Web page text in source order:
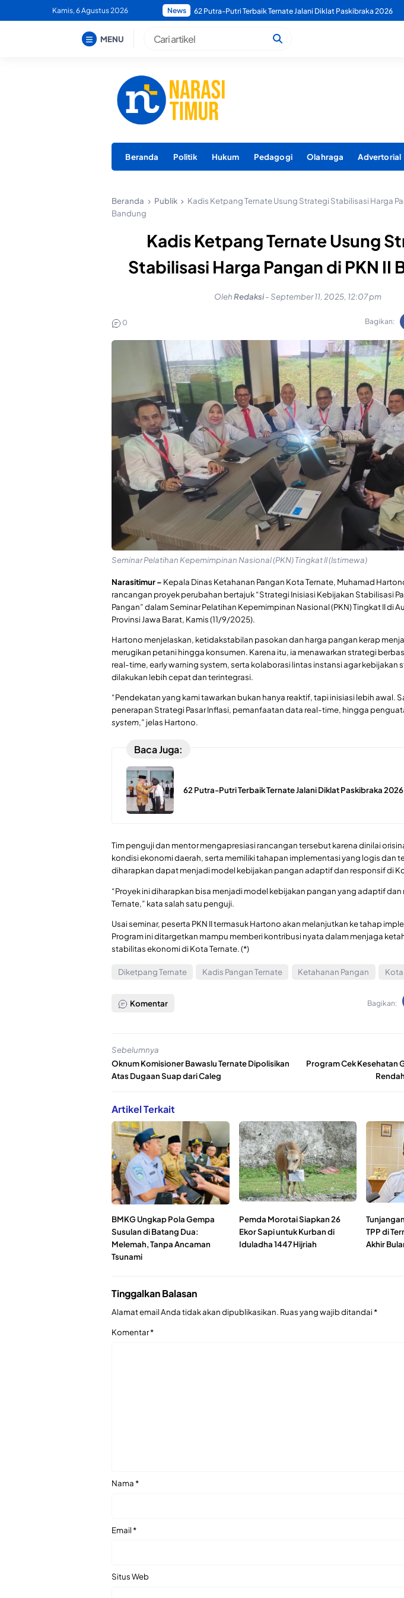
to
Kamis, 6 Agustus 2026 News Bupati Morotai Minta PDAM Benahi Pelayanan Air Bersih Secara
MENU
Beranda Politik Hukum Pedagogi Olahraga Advertorial
Beranda Publik
Kadis Ketpang Ternate Usung Strategi Stabilisasi Harga
Bandung
Kadis Ketpang Ternate Usung
Stabilisasi Harga Pangan di PKN II
OlehRedaksi-September 11, 2025, 12:07 pm
0 Bagikan:
Seminar Pelatihan Kepemimpinan Nasional (PKN) Tingkat II (Istimewa)
Narasitimur – Kepala Dinas Ketahanan Pangan Kota Ternate, Muhamad
rancangan proyek perubahan bertajuk “Strategi Inisiasi Kebijakan Stabilisasi
Pangan” dalam Seminar Pelatihan Kepemimpinan Nasional (PKN) Tingkat II di
Provinsi Jawa Barat, Kamis (11/9/2025).
Hartono menjelaskan, ketidakstabilan pasokan dan harga pangan kerap
merugikan petani hingga konsumen. Karena itu, ia menawarkan strategi
real-time, early warning system, serta kolaborasi lintas instansi agar kebijakan
dilakukan lebih cepat dan terintegrasi.
“Pendekatan yang kami tawarkan bukan hanya reaktif, tapi inisiasi lebih awal.
penerapan Strategi Pasar Inflasi, pemanfaatan data real-time, hingga
system,” jelas Hartono.
Baca Juga:
62 Putra-Putri Terbaik Ternate Jalani Diklat Paskibraka 2026
Tim penguji dan mentor mengapresiasi rancangan tersebut karena dinilai
kondisi ekonomi daerah, serta memiliki tahapan implementasi yang logis dan
diharapkan dapat menjadi model kebijakan pangan adaptif dan responsif di
“Proyek ini diharapkan bisa menjadi model kebijakan pangan yang adaptif
Ternate,” kata salah satu penguji.
Usai seminar, peserta PKN II termasuk Hartono akan melanjutkan ke tahap
Program ini ditargetkan mampu memberi kontribusi nyata dalam menjaga
stabilitas ekonomi di Kota Ternate. (*)
Diketpang Ternate Kadis Pangan Ternate Ketahanan Pangan
Komentar Bagikan:
Sebelumnya
Oknum Komisioner Bawaslu Ternate Dipolisikan
Atas Dugaan Suap dari Caleg
Program Cek Kesehatan
Artikel Terkait
BMKG Ungkap Pola Gempa
Susulan di Batang Dua:
Melemah, Tanpa Ancaman
Tsunami
Pemda Morotai Siapkan 26
Ekor Sapi untuk Kurban di
Iduladha 1447 Hijriah
TPP di
Akhir
Tinggalkan Balasan
Alamat email Anda tidak akan dipublikasikan. Ruas yang wajib ditandai*
Komentar*
Nama*
Email*
Situs Web